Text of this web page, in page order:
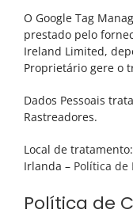
O Google Tag
prestado pelo
Ireland Limited,
Proprietário gere o
Dados Pessoais
Rastreadores.
Local de tratamento:
Irlanda – Política de
Política de